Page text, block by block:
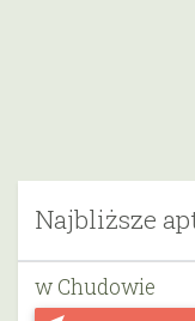
Najbliższe
w Chudowie